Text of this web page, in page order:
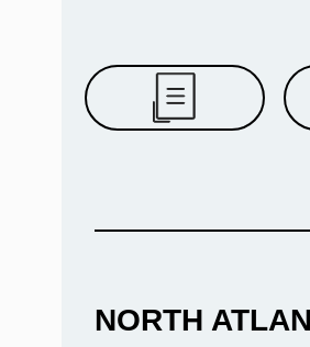
NORTH